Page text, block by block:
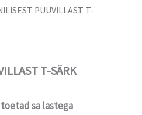
PUUVILLAST T-
T-SÄRK
sa lastega